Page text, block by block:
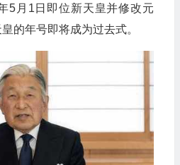
5月1日即位新天皇并修改元
的年号即将成为过去式。